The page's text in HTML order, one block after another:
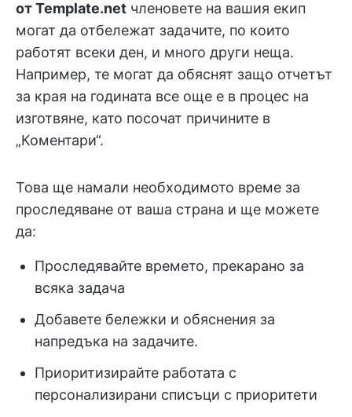
от Template.net членовете на вашия екип
могат да отбележат задачите, по които
работят всеки ден, и много други неща.
Например, те могат да обяснят защо отчетът
за края на годината все още е в процес на
изготвяне, като посочат причините в
„Коментари“.
Това ще намали необходимото време за
проследяване от ваша страна и ще можете
да:
Проследявайте времето, прекарано за
всяка задача
Добавете бележки и обяснения за
напредъка на задачите.
Приоритизирайте работата с
персонализирани списъци с приоритети